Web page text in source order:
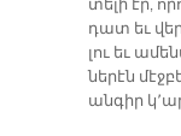
տե­լի էր,
դատ եւ
լու եւ
նե­րէն
ան­գիր